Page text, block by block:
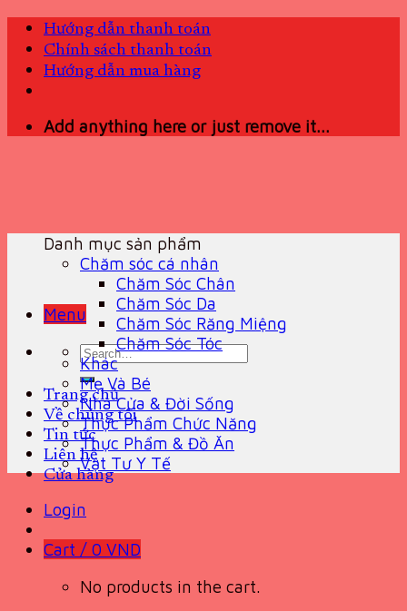
Skip
content
Hướng dẫn thanh toán
Chính sách thanh toán
Hướng dẫn mua hàng
Add anything here or just remove it...
Menu
Search
for:
Trang chủ
Về chúng tôi
Tin tức
Liên hệ
Cửa hàng
Login
Cart / 0 VND
No products in the cart.
Danh mục sản phẩm
Chăm sóc cá nhân
Chăm Sóc Chân
Chăm Sóc Da
Chăm Sóc Răng Miệng
Chăm Sóc Tóc
Khác
Mẹ Và Bé
Nhà Cửa & Đời Sống
Thực Phẩm Chức Năng
Thực Phẩm & Đồ Ăn
Vật Tư Y Tế